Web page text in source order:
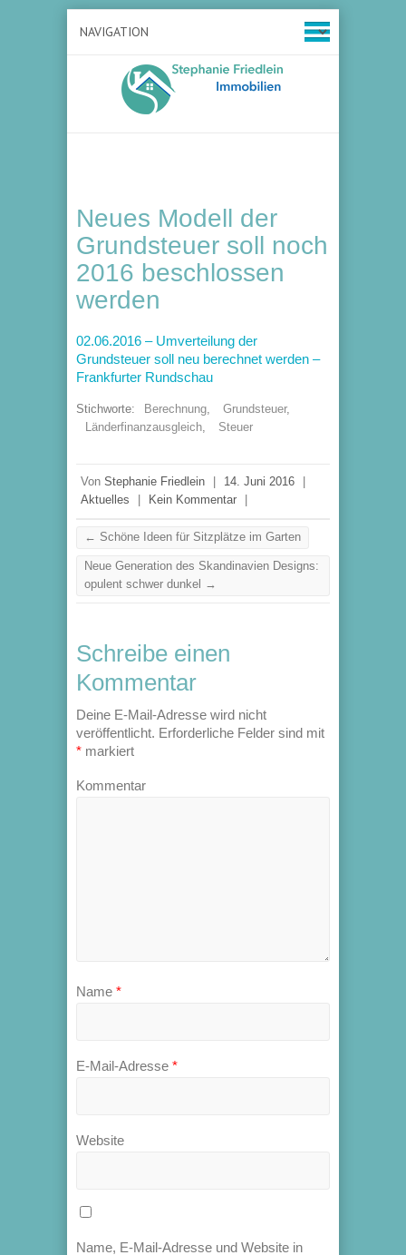
Neues Modell der
Grundsteuer soll noch
2016 beschlossen
werden
02.06.2016 – Umverteilung der
Grundsteuer soll neu berechnet werden –
Frankfurter Rundschau
Stichworte: Berechnung, Grundsteuer,
Länderfinanzausgleich, Steuer
Von Stephanie Friedlein 14. Juni 2016
Aktuelles
Kein Kommentar
← Schöne Ideen für Sitzplätze im Garten
Neue Generation des Skandinavien Designs:
opulent schwer dunkel →
Schreibe einen
Kommentar
Deine E-Mail-Adresse wird nicht
veröffentlicht. Erforderliche Felder sind mit
* markiert
Kommentar
Name *
E-Mail-Adresse *
Website
Name, E-Mail-Adresse und Website in